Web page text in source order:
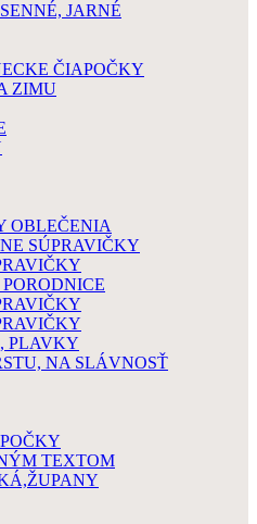
JARNÉ
ČIAPOČKY
ZIMU
OBLEČENIA
SÚPRAVIČKY
PLAVKY
NA SLÁVNOSŤ
TEXTOM